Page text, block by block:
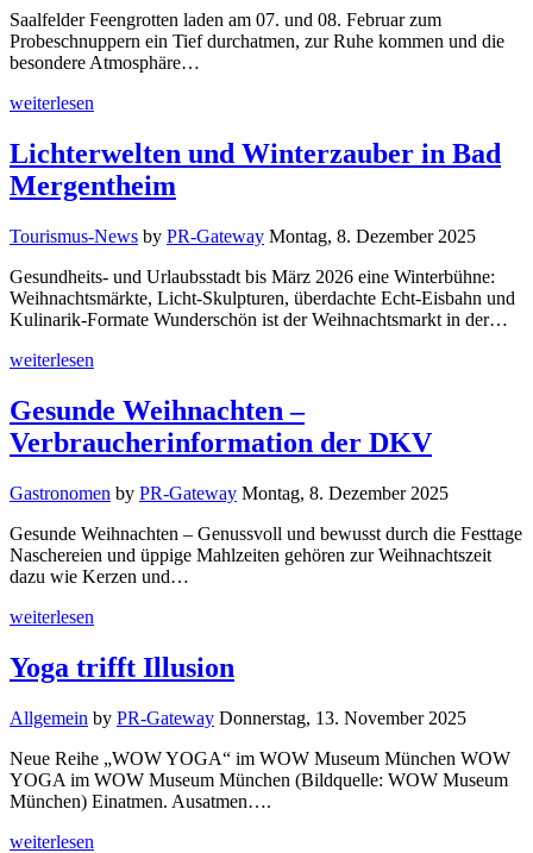
Saalfelder Feengrotten laden am 07. und 08. Februar zum
Probeschnuppern ein Tief durchatmen, zur Ruhe kommen und die
besondere Atmosphäre…
weiterlesen
Lichterwelten und Winterzauber in Bad
Mergentheim
Tourismus-News by PR-Gateway Montag, 8. Dezember 2025
Gesundheits- und Urlaubsstadt bis März 2026 eine Winterbühne:
Weihnachtsmärkte, Licht-Skulpturen, überdachte Echt-Eisbahn und
Kulinarik-Formate Wunderschön ist der Weihnachtsmarkt in der…
weiterlesen
Gesunde Weihnachten –
Verbraucherinformation der DKV
Gastronomen by PR-Gateway Montag, 8. Dezember 2025
Gesunde Weihnachten – Genussvoll und bewusst durch die Festtage
Naschereien und üppige Mahlzeiten gehören zur Weihnachtszeit
dazu wie Kerzen und…
weiterlesen
Yoga trifft Illusion
Allgemein by PR-Gateway Donnerstag, 13. November 2025
Neue Reihe „WOW YOGA“ im WOW Museum München WOW
YOGA im WOW Museum München (Bildquelle: WOW Museum
München) Einatmen. Ausatmen….
weiterlesen